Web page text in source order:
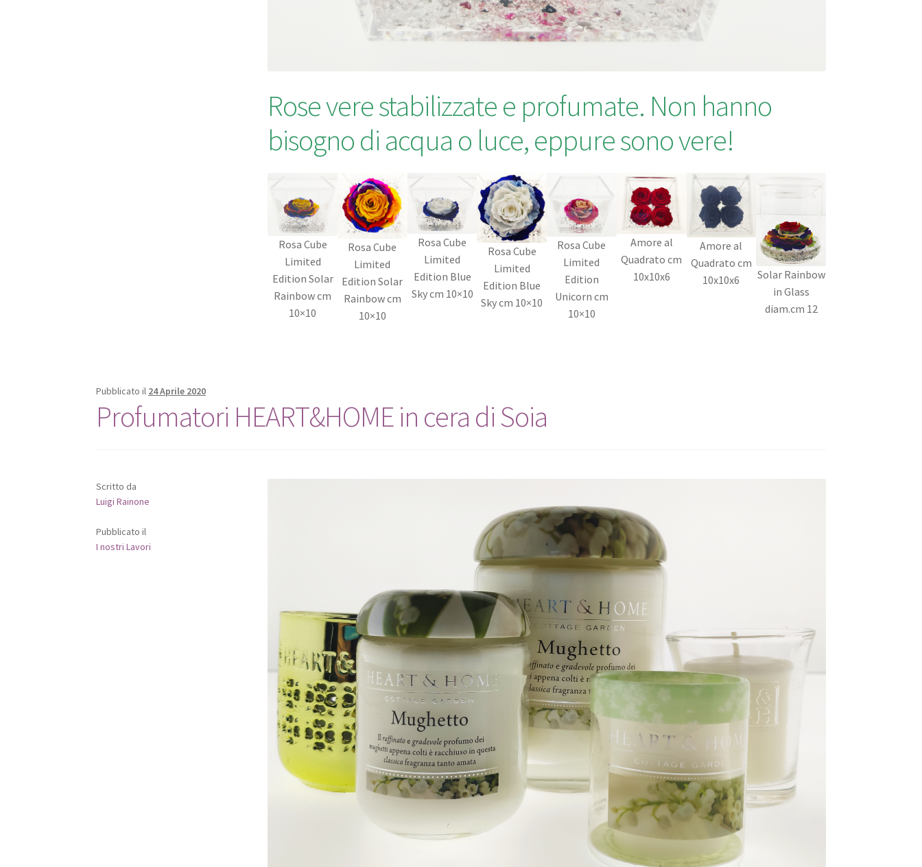
Rose vere stabilizzate e profumate. Non hanno
bisogno di acqua o luce, eppure sono vere!
Rosa Cube
Limited
Edition Solar
Rainbow cm
10×10
Rosa Cube
Limited
Edition Solar
Rainbow cm
10×10
Rosa Cube
Limited
Edition Blue
Sky cm 10×10
Rosa Cube
Limited
Edition Blue
Sky cm 10×10
Rosa Cube
Limited
Edition
Unicorn cm
10×10
Amore al
Quadrato cm
10x10x6
Amore al
Quadrato cm
10x10x6
Solar Rainbow
in Glass
diam.cm 12
Pubblicato il 24 Aprile 2020
Profumatori HEART&HOME in cera di Soia
Scritto da
Luigi Rainone
Pubblicato il
I nostri Lavori